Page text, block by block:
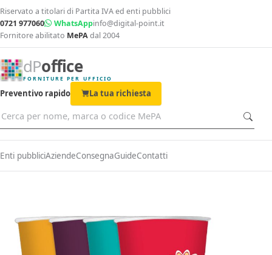
Riservato a titolari di Partita IVA ed enti pubblici
0721 977060
WhatsAppinfo@digital-point.it
Fornitore abilitato MePAdal 2004
dPoffice
FORNITURE PER UFFICIO
Preventivo rapido La tua richiesta
Enti pubbliciAziendeConsegnaGuideContatti